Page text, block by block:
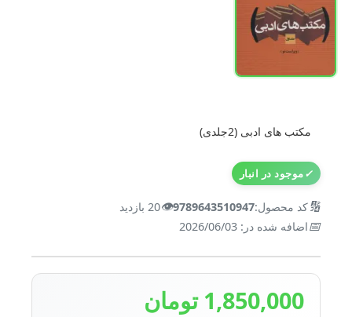
مکتب های ادبی (2جلدی)
✓موجود در انبار
🔢کد محصول:9789643510947
👁️20 بازدید
📅اضافه شده در: 2026/06/03
1,850,000 تومان